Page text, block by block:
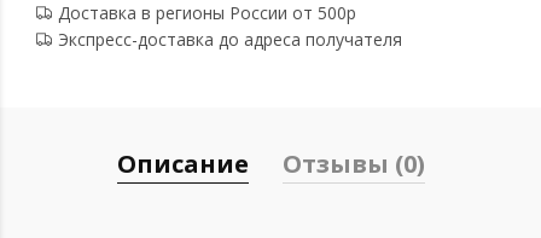
Доставка в регионы России от 500р
Экспресс-доставка до адреса получателя
Описание Отзывы (0)